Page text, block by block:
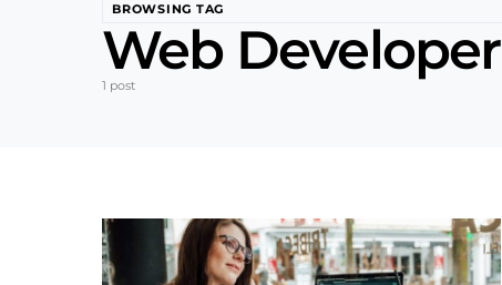
BROWSING TAG
Web Developer
1 post